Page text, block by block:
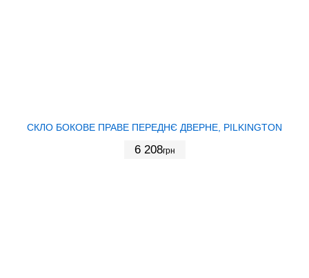
СКЛО БОКОВЕ ПРАВЕ ПЕРЕДНЄ ДВЕРНЕ, PILKINGTON
6 208грн